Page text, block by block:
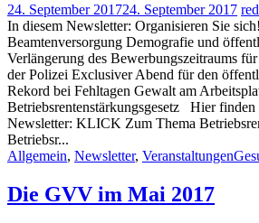
24. September 201724. September 2017
In diesem Newsletter: Organisieren Sie
Beamtenversorgung Demografie und
Verlängerung des Bewerbungszeitraums
der Polizei Exclusiver Abend für den
Rekord bei Fehltagen Gewalt am
Betriebsrentenstärkungsgesetz Hier finden
Newsletter: KLICK Zum Thema
Betriebsr...
Allgemein, Newsletter, Veranstaltungen
Die GVV im Mai 2017